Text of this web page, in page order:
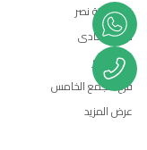
فرع مدينة نصر
فرع المعادى
فرع العبور
فرع التجمع الخامس
عرض المزيد